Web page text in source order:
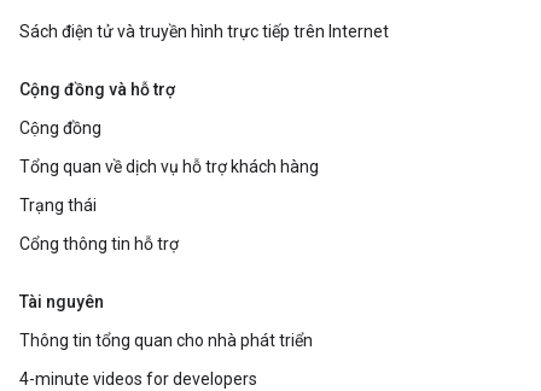
Sách điện tử và truyền hình trực tiếp trên Internet
Cộng đồng và hỗ trợ
Cộng đồng
Tổng quan về dịch vụ hỗ trợ khách hàng
Trạng thái
Cổng thông tin hỗ trợ
Tài nguyên
Thông tin tổng quan cho nhà phát triển
4-minute videos for developers